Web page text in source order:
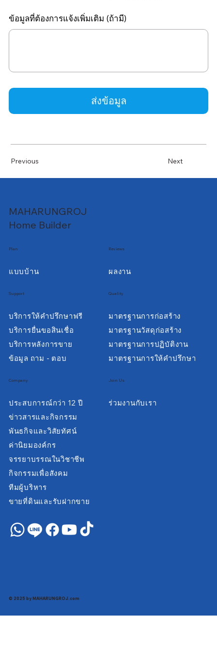
ส่งข้อมูล
ข้อมูลที่ต้องการแจ้งเพิ่มเติม (ถ้ามี)
Previous Next
© 2025 by MAHARUNGROJ.com
Quality
Company
ประสบการณ์กว่า 12 ปี
ข่าวสารและกิจกรรม
พันธกิจและวิสัยทัศน์
ค่านิยมองค์กร
จรรยาบรรณในวิชาชีพ
กิจกรรมเพื่อสังคม
ทีมผู้บริหาร
ขายที่ดินและรับฝากขาย
มาตรฐานการก่อสร้าง
มาตรฐานวัสดุก่อสร้าง
มาตรฐานการปฏิบัติงาน
มาตรฐานการให้คำปรึกษา
Support
บริการให้คำปรึกษาฟรี
บริการยื่นขอสินเชื่อ
บริการหลังการขาย
ข้อมูล ถาม - ตอบ
Plan
แบบบ้าน
Join Us
ร่วมงานกับเรา
Reviews
ผลงาน
MAHARUNGROJ
Home Builder